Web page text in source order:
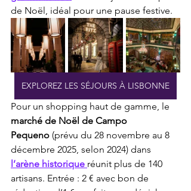
de Noël, idéal pour une pause festive.
EXPLOREZ LES SÉJOURS À LISBONNE
Pour un shopping haut de gamme, le
marché de Noël de Campo
Pequeno (prévu du 28 novembre au 8
décembre 2025, selon 2024) dans
l’arène historique réunit plus de 140
artisans. Entrée : 2 € avec bon de